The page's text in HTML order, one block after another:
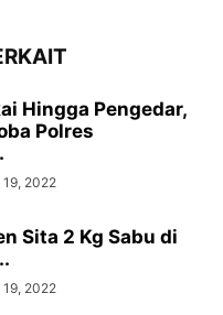
Hingga Pengedar,
Polres
2022
Sita 2 Kg Sabu di
2022